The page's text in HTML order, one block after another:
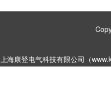
上海康登电气科技有限公司（